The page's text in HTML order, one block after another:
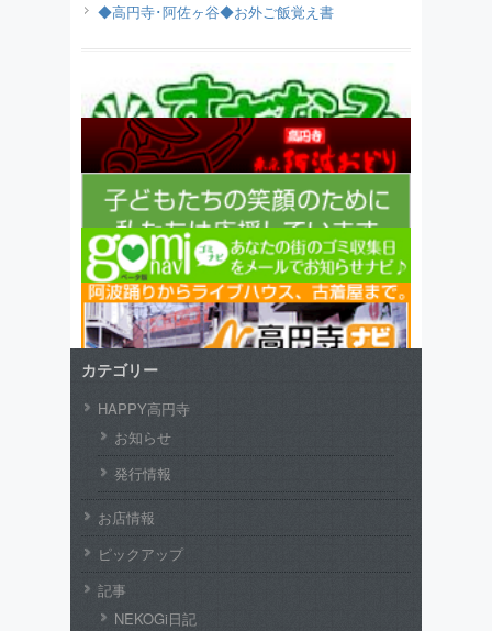
◆高円寺･阿佐ヶ谷◆お外ご飯覚え書
カテゴリー
HAPPY高円寺
お知らせ
発行情報
お店情報
ピックアップ
記事
NEKOGi日記